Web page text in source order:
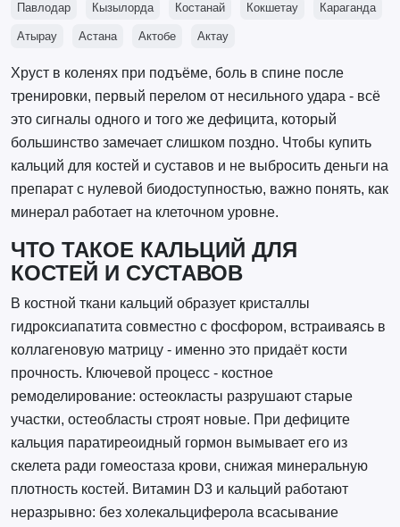
Павлодар Кызылорда Костанай Кокшетау Караганда
Атырау Астана Актобе Актау
Хруст в коленях при подъёме, боль в спине после
тренировки, первый перелом от несильного удара - всё
это сигналы одного и того же дефицита, который
большинство замечает слишком поздно. Чтобы купить
кальций для костей и суставов и не выбросить деньги на
препарат с нулевой биодоступностью, важно понять, как
минерал работает на клеточном уровне.
ЧТО ТАКОЕ КАЛЬЦИЙ ДЛЯ
КОСТЕЙ И СУСТАВОВ
В костной ткани кальций образует кристаллы
гидроксиапатита совместно с фосфором, встраиваясь в
коллагеновую матрицу - именно это придаёт кости
прочность. Ключевой процесс - костное
ремоделирование: остеокласты разрушают старые
участки, остеобласты строят новые. При дефиците
кальция паратиреоидный гормон вымывает его из
скелета ради гомеостаза крови, снижая минеральную
плотность костей. Витамин D3 и кальций работают
неразрывно: без холекальциферола всасывание